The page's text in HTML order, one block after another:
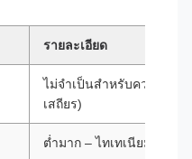
รายละเอียด
ไม่จำเป็นสำหรับความต้าน
เสถียร)
ต่ำมาก – ไทเทเนียมป้องกั